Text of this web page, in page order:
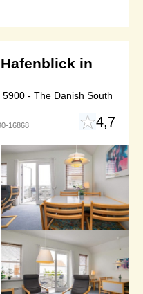
in
- The Danish South
16868 4,7